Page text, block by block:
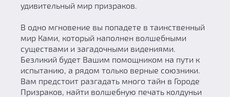
удивительный мир призраков.
В одно мгновение вы попадете в таинственный
мир Ками, который наполнен волшебными
существами и загадочными видениями.
Безликий будет Вашим помощником на пути к
испытанию, а рядом только верные союзники.
Вам предстоит разгадать много тайн в Городе
Призраков, найти волшебную печать колдуньи